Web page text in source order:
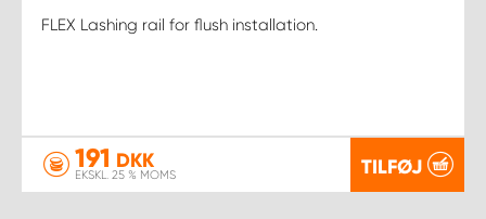
FLEX Lashing rail for flush installation.
191 DKK
EKSKL. 25 % MOMS TILFØJ